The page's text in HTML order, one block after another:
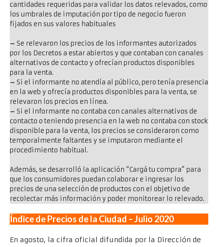
cantidades requeridas para validar los datos relevados, como
los umbrales de imputación por tipo de negocio fueron
fijados en sus valores habituales
– Se relevaron los precios de los informantes autorizados
por los Decretos a estar abiertos y que contaban con canales
alternativos de contacto y ofrecían productos disponibles
para la venta.
– Si el informante no atendía al público, pero tenía presencia
en la web y ofrecía productos disponibles para la venta, se
relevaron los precios en línea.
– Si el informante no contaba con canales alternativos de
contacto o teniendo presencia en la web no contaba con stock
disponible para la venta, los precios se consideraron como
temporalmente faltantes y se imputaron mediante el
procedimiento habitual.
Además, se desarrolló la aplicación “Cargá tu compra” para
que los consumidores puedan colaborar e ingresar los
precios de una selección de productos con el objetivo de
recolectar más información y poder monitorear lo relevado.
Índice de Precios de la Ciudad – Julio 2020
En agosto, la cifra oficial difundida por la Dirección de